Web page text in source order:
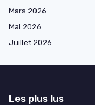
Mars 2026
Mai 2026
Juillet 2026
Les plus lus